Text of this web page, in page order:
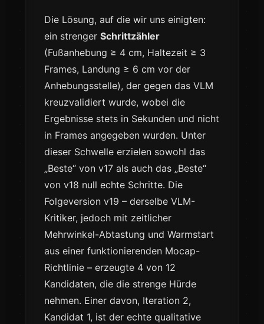
Die Lösung, auf die wir uns einigten:
ein strenger Schrittzähler
(Fußanhebung ≥ 4 cm, Haltezeit ≥ 3
Frames, Landung ≥ 6 cm vor der
Anhebungsstelle), der gegen das VLM
kreuzvalidiert wurde, wobei die
Ergebnisse stets in Sekunden und nicht
in Frames angegeben wurden. Unter
dieser Schwelle erzielen sowohl das
„Beste“ von v17 als auch das „Beste“
von v18 null echte Schritte. Die
Folgeversion v19 – derselbe VLM-
Kritiker, jedoch mit zeitlicher
Mehrwinkel-Abtastung und Warmstart
aus einer funktionierenden Mocap-
Richtlinie – erzeugte 4 von 12
Kandidaten, die die strenge Hürde
nehmen. Einer davon, Iteration 2,
Kandidat 1, ist der echte qualitative